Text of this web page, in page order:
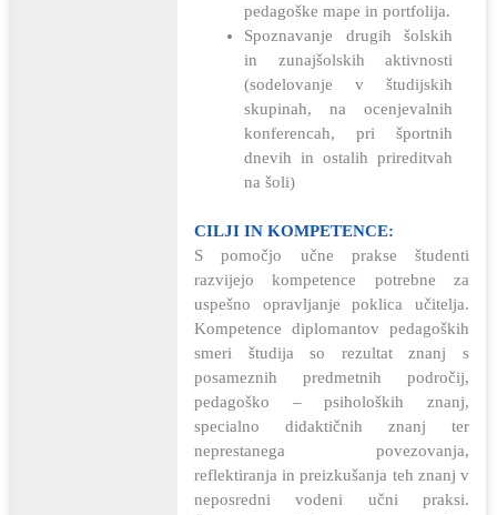
pedagoške mape in portfolija.
Spoznavanje drugih šolskih
in zunajšolskih aktivnosti
(sodelovanje v študijskih
skupinah, na ocenjevalnih
konferencah, pri športnih
dnevih in ostalih prireditvah
na šoli)
CILJI IN KOMPETENCE:
S pomočjo učne prakse študenti
razvijejo kompetence potrebne za
uspešno opravljanje poklica učitelja.
Kompetence diplomantov pedagoških
smeri študija so rezultat znanj s
posameznih predmetnih področij,
pedagoško – psiholoških znanj,
specialno didaktičnih znanj ter
neprestanega povezovanja,
reflektiranja in preizkušanja teh znanj v
neposredni vodeni učni praksi.